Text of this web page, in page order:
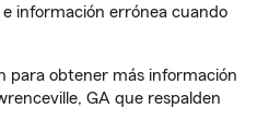
información errónea cuando
para obtener más información
GA que respalden